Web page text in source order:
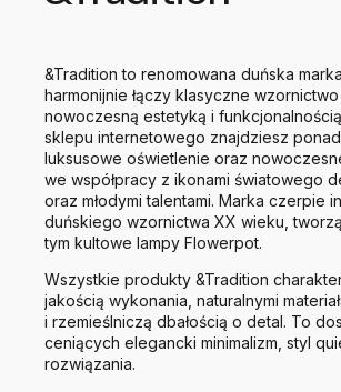
&Tradition to renomowana duńska
harmonijnie łączy klasyczne
nowoczesną estetyką i
sklepu internetowego znajdziesz
luksusowe oświetlenie oraz
we współpracy z ikonami światowego
oraz młodymi talentami. Marka czerpie
duńskiego wzornictwa XX wieku,
tym kultowe lampy Flowerpot.
Wszystkie produkty &Tradition
jakością wykonania, naturalnymi
i rzemieślniczą dbałością o detal. To
ceniących elegancki minimalizm, styl
rozwiązania.